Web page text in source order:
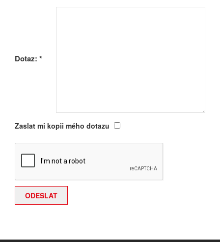
Dotaz: *
Zaslat mi kopii mého dotazu